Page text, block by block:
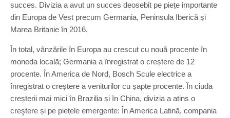
succes. Divizia a avut un succes deosebit pe piețe importante
din Europa de Vest precum Germania, Peninsula Iberică și
Marea Britanie în 2016.
În total, vânzările în Europa au crescut cu nouă procente în
moneda locală; Germania a înregistrat o creștere de 12
procente. În America de Nord, Bosch Scule electrice a
înregistrat o creștere a veniturilor cu șapte procente. În ciuda
creșterii mai mici în Brazilia și în China, divizia a atins o
creştere și pe piețele emergente: În America Latină, compania